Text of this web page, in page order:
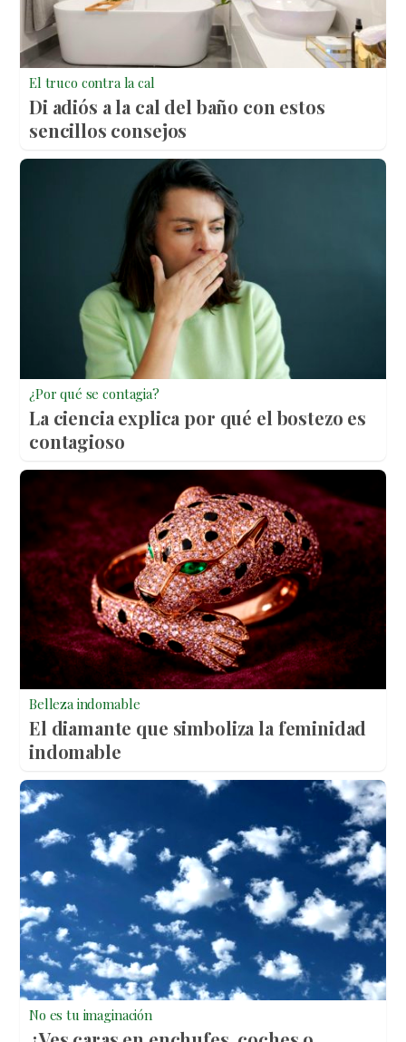
El truco contra la cal
Di adiós a la cal del baño con estos
sencillos consejos
¿Por qué se contagia?
La ciencia explica por qué el bostezo es
contagioso
Belleza indomable
El diamante que simboliza la feminidad
indomable
No es tu imaginación